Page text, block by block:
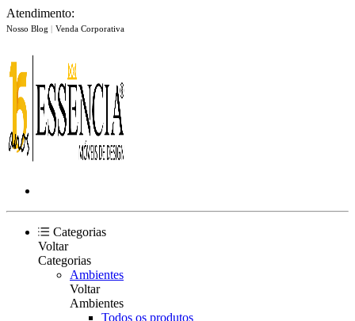
Atendimento:
Nosso Blog | Venda Corporativa
Categorias
Voltar
Categorias
Ambientes
Voltar
Ambientes
Todos os produtos